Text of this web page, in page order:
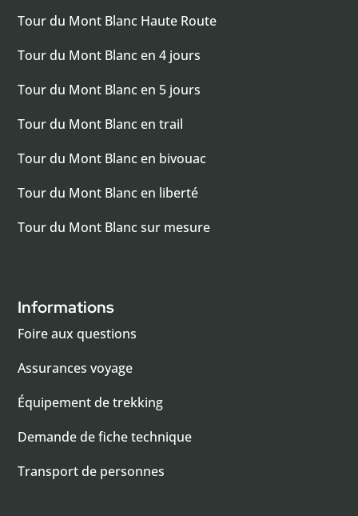
Tour du Mont Blanc Haute Route
Tour du Mont Blanc en 4 jours
Tour du Mont Blanc en 5 jours
Tour du Mont Blanc en trail
Tour du Mont Blanc en bivouac
Tour du Mont Blanc en liberté
Tour du Mont Blanc sur mesure
Informations
Foire aux questions
Assurances voyage
Équipement de trekking
Demande de fiche technique
Transport de personnes